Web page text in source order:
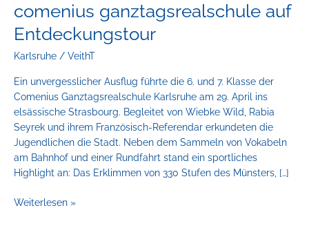
comenius ganztagsrealschule auf
Entdeckungstour
Karlsruhe / VeithT
Ein unvergesslicher Ausflug führte die 6. und 7. Klasse der
Comenius Ganztagsrealschule Karlsruhe am 29. April ins
elsässische Strasbourg. Begleitet von Wiebke Wild, Rabia
Seyrek und ihrem Französisch-Referendar erkundeten die
Jugendlichen die Stadt. Neben dem Sammeln von Vokabeln
am Bahnhof und einer Rundfahrt stand ein sportliches
Highlight an: Das Erklimmen von 330 Stufen des Münsters, […]
und
der
comenius
auf
Entdeckungstour
Weiterlesen »